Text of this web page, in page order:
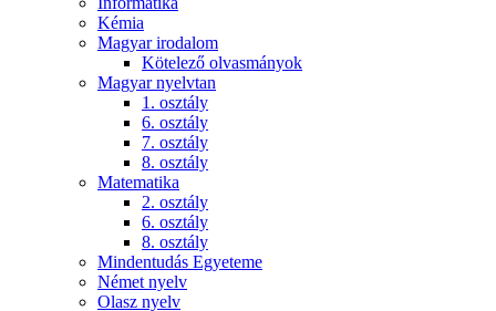
Kémia
Magyar irodalom
Kötelező olvasmányok
Magyar nyelvtan
1. osztály
6. osztály
7. osztály
8. osztály
Matematika
2. osztály
6. osztály
8. osztály
Mindentudás Egyeteme
Német nyelv
Olasz nyelv